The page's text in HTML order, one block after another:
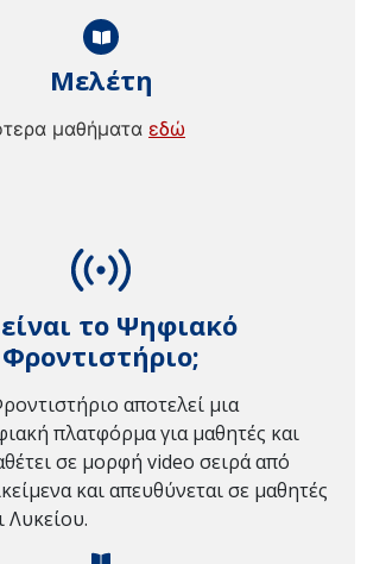
το Ψηφιακό
Φροντιστήριο;
αποτελεί μια
πλατφόρμα για μαθητές και
σε μορφή video σειρά από
και απευθύνεται σε μαθητές
Λυκείου.
Μελέτη
μαθήματα εδώ